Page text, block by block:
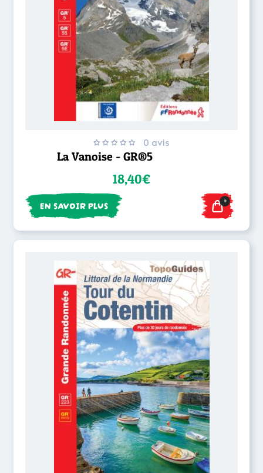
0 avis
La Vanoise - GR®5
18,40€
EN SAVOIR PLUS +